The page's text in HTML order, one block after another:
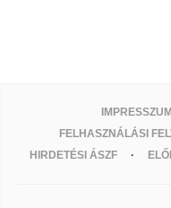
IMPRESSZUM
FELHASZNÁLÁSI
HIRDETÉSI ÁSZF